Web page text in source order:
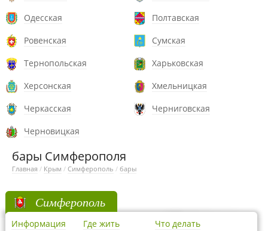
Одесская
Полтавская
Ровенская
Сумская
Тернопольская
Харьковская
Херсонская
Хмельницкая
Черкасская
Черниговская
Черновицкая
бары Симферополя
Главная / Крым / Симферополь / бары
Симферополь
Информация Где жить Что делать